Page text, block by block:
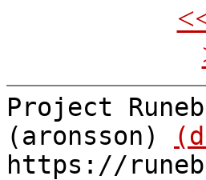
Project
(aronsson)
https://